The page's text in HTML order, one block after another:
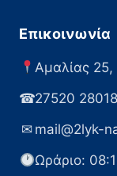
Επικοινωνία
Αμαλίας
☎27520 28018
✉ mail@2lyk-
Ωράριο: